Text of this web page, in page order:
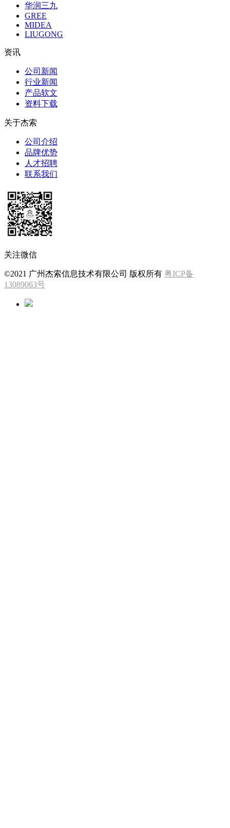
华润三九
GREE
MIDEA
LIUGONG
资讯
公司新闻
行业新闻
产品软文
资料下载
关于杰索
公司介绍
品牌优势
人才招聘
联系我们
关注微信
©2021 广州杰索信息技术有限公司 版权所有 粤ICP备
13089063号